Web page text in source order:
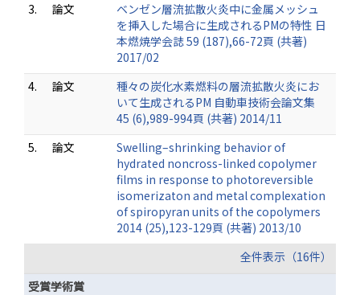
3.
論文
ベンゼン層流拡散火炎中に金属メッシュ
を挿入した場合に生成されるPMの特性 日
本燃焼学会誌 59 (187),66-72頁 (共著)
2017/02
4.
論文
種々の炭化水素燃料の層流拡散火炎にお
いて生成されるPM 自動車技術会論文集
45 (6),989-994頁 (共著) 2014/11
5.
論文
Swelling–shrinking behavior of
hydrated noncross-linked copolymer
films in response to photoreversible
isomerizaton and metal complexation
of spiropyran units of the copolymers
2014 (25),123-129頁 (共著) 2013/10
全件表示（16件）
受賞学術賞